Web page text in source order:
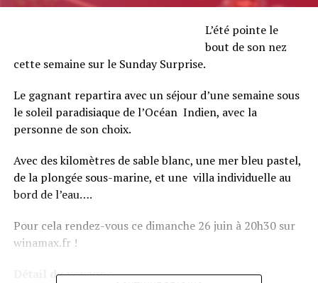
L’été pointe le
bout de son nez
cette semaine sur le Sunday Surprise.
Le gagnant repartira avec un séjour d’une semaine sous
le soleil paradisiaque de l’Océan Indien, avec la
personne de son choix.
Avec des kilomètres de sable blanc, une mer bleu pastel,
de la plongée sous-marine, et une villa individuelle au
bord de l’eau….
Pour cela rendez-vous ce dimanche 26 juin à 20h30 sur
winamax.fr !
Détail du voyage :